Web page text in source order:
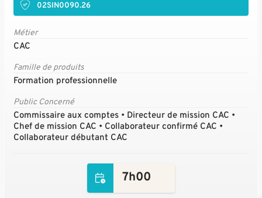
02SIN0090.26
Métier
CAC
Famille de produits
Formation professionnelle
Public Concerné
Commissaire aux comptes • Directeur de mission CAC •
Chef de mission CAC • Collaborateur confirmé CAC •
Collaborateur débutant CAC
7h00